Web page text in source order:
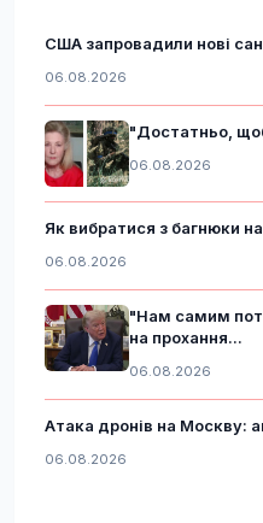
США запровадили нові
06.08.2026
"Достатньо,
06.08.2026
Як вибратися з багнюки
06.08.2026
"Нам самим
на прохання...
06.08.2026
Атака дронів на Москву:
06.08.2026